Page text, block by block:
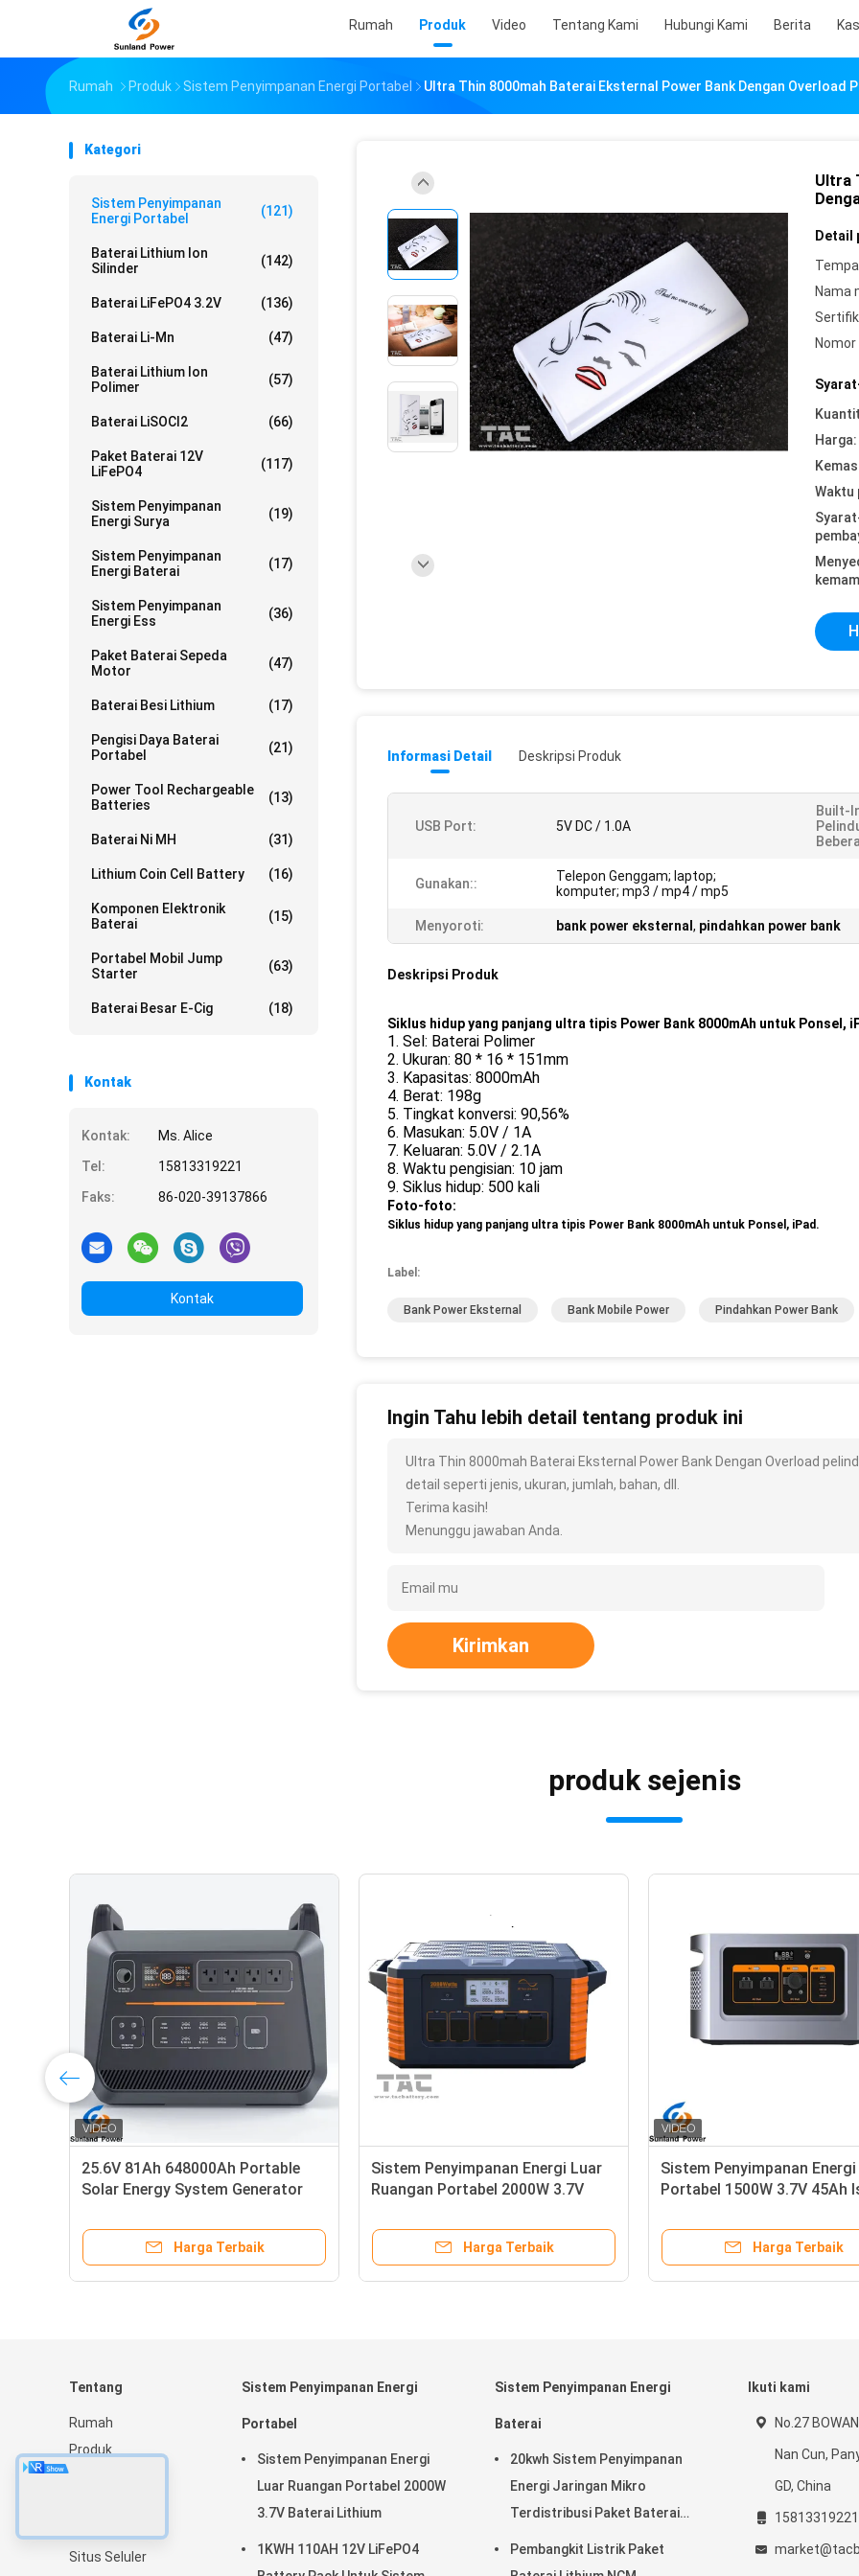
Rumah Produk Video Tentang Kami Hubungi Kami Berita
Rumah Produk Sistem Penyimpanan Energi Portabel Ultra Thin 8000mah Baterai Eksternal Power Bank Dengan Overload
Kategori
Sistem Penyimpanan
Energi Portabel
(121)
Baterai Lithium Ion
Silinder
(142)
Baterai LiFePO4 3.2V (136)
Baterai Li-Mn (47)
Baterai Lithium Ion
Polimer
(57)
Baterai LiSOCl2 (66)
Paket Baterai 12V
LiFePO4
(117)
Sistem Penyimpanan
Energi Surya
(19)
Sistem Penyimpanan
Energi Baterai
(17)
Sistem Penyimpanan
Energi Ess
(36)
Paket Baterai Sepeda
Motor
(47)
Baterai Besi Lithium (17)
Pengisi Daya Baterai
Portabel
(21)
Power Tool Rechargeable
Batteries
(13)
Baterai Ni MH (31)
Lithium Coin Cell Battery (16)
Komponen Elektronik
Baterai
(15)
Portabel Mobil Jump
Starter
(63)
Baterai Besar E-Cig (18)
Kontak
Kontak:
Ms. Alice
Tel:
15813319221
Faks:
86-020-39137866
Kontak
Ultra
Detail
Nama
Harga:
Waktu
Informasi Detail Deskripsi Produk
USB Port: 5V DC / 1.0A
Built-
Gunakan::
Telepon Genggam; laptop;
komputer; mp3 / mp4 / mp5
Menyoroti: bank power eksternal , pindahkan power bank
Deskripsi Produk
Siklus hidup yang panjang ultra tipis Power Bank 8000mAh untuk Ponsel,
1. Sel: Baterai Polimer
2. Ukuran: 80 * 16 * 151mm
3. Kapasitas: 8000mAh
4. Berat: 198g
5. Tingkat konversi: 90,56%
6. Masukan: 5.0V / 1A
7. Keluaran: 5.0V / 2.1A
8. Waktu pengisian: 10 jam
9. Siklus hidup: 500 kali
Foto-foto:
Siklus hidup yang panjang ultra tipis Power Bank 8000mAh untuk Ponsel, iPad.
Label:
Bank Power Eksternal Bank Mobile Power Pindahkan Power Bank
Ingin Tahu lebih detail tentang produk ini
Ultra Thin 8000mah Baterai Eksternal Power Bank Dengan Overload
detail seperti jenis, ukuran, jumlah, bahan, dll.
Terima kasih!
Menunggu jawaban Anda.
Kirimkan
produk sejenis
茶鍒犻櫎銆
朵笉鍙敤銆
Pembangkit Listrik 2000W Baterai
Lithium 5324WH Untuk Rumah
25.6V 54Ah 432000Ah Sistem
Penyimpanan Energi Portabel
1000WH
Energi
Tentang
Rumah
Produk
Situs Seluler
Sistem Penyimpanan Energi
Portabel
Sistem Penyimpanan Energi
Luar Ruangan Portabel 2000W
3.7V Baterai Lithium
1KWH 110AH 12V LiFePO4
Sistem Penyimpanan Energi
Baterai
20kwh Sistem Penyimpanan
Energi Jaringan Mikro
Terdistribusi Paket Baterai
Pembangkit Listrik Paket
Ikuti kami
No.27
Nan Cun,
GD, China
15813319221